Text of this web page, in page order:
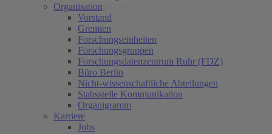
Organisation
Vorstand
Gremien
Forschungseinheiten
Forschungsgruppen
Forschungsdatenzentrum Ruhr (FDZ)
Büro Berlin
Nicht-wissenschaftliche Abteilungen
Stabsstelle Kommunikation
Organigramm
Karriere
Jobs